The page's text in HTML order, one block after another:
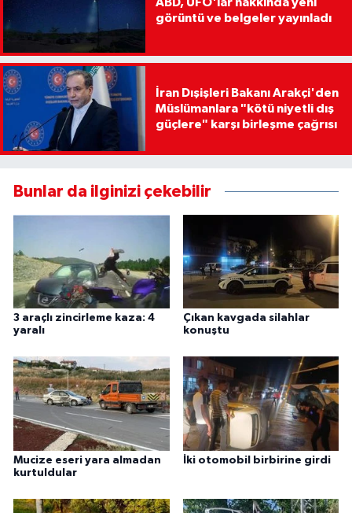
görüntü ve belgeler yayınladı
İran Dışişleri Bakanı Arakçi'den
Müslümanlara "kötü niyetli dış
güçlere" karşı birleşme çağrısı
Bunlar da ilginizi çekebilir
3 araçlı zincirleme kaza: 4
yaralı
Çıkan kavgada silahlar
konuştu
Mucize eseri yara almadan
kurtuldular
İki otomobil birbirine girdi